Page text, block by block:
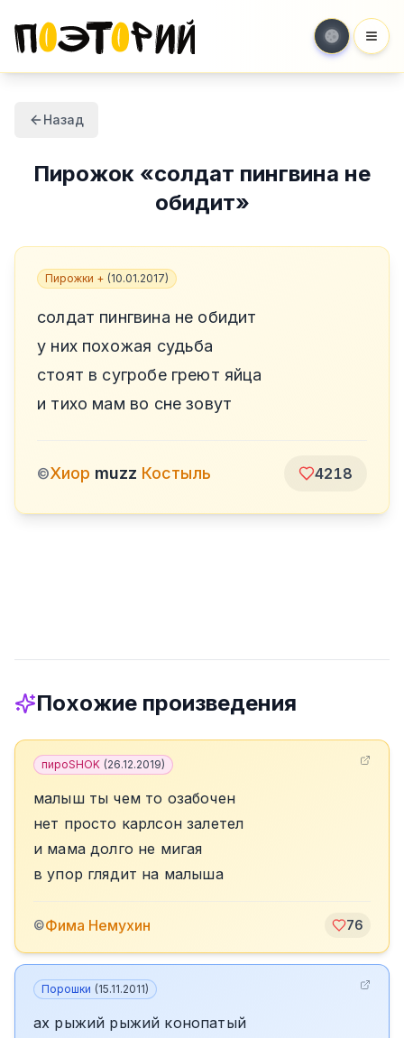
Назад
Пирожок «солдат пингвина не
обидит»
Пирожки + (10.01.2017)
солдат пингвина не обидит
у них похожая судьба
стоят в сугробе греют яйца
и тихо мам во сне зовут
©Хиор muzz Костыль 4218
Похожие произведения
пироSHOK (26.12.2019)
малыш ты чем то озабочен
нет просто карлсон залетел
и мама долго не мигая
в упор глядит на малыша
©Фима Немухин 76
Порошки (15.11.2011)
ах рыжий рыжий конопатый